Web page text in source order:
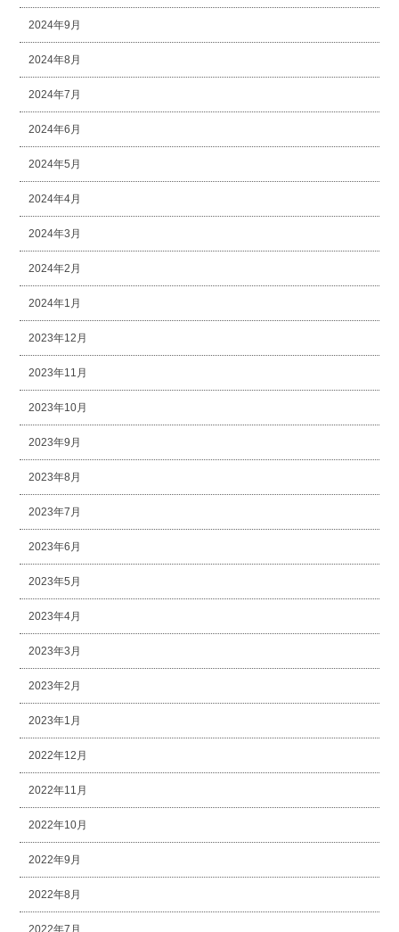
2024年9月
2024年8月
2024年7月
2024年6月
2024年5月
2024年4月
2024年3月
2024年2月
2024年1月
2023年12月
2023年11月
2023年10月
2023年9月
2023年8月
2023年7月
2023年6月
2023年5月
2023年4月
2023年3月
2023年2月
2023年1月
2022年12月
2022年11月
2022年10月
2022年9月
2022年8月
2022年7月